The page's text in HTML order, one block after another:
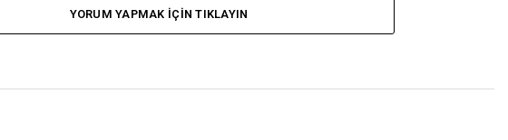
YORUM YAPMAK IÇIN TIKLAYIN